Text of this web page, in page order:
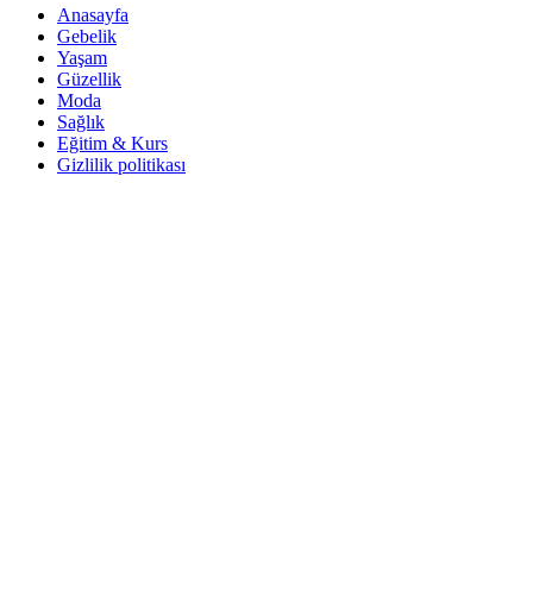
Anasayfa
Gebelik
Yaşam
Güzellik
Moda
Sağlık
Eğitim & Kurs
Gizlilik politikası